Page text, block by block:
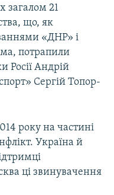
загалом 21
що, як
«ДНР» і
потрапили
Росії Андрій
Сергій Топор-
року на частині
Україна й
ці звинувачення